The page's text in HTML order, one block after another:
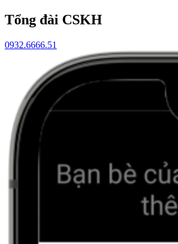
Tổng đài CSKH
0932.6666.51